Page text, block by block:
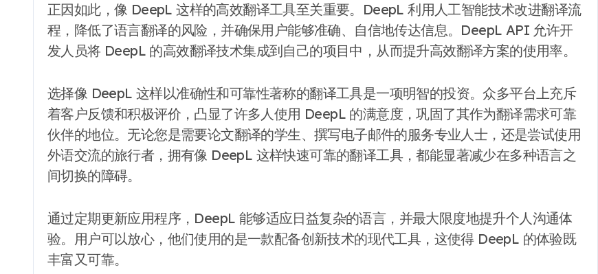
正因如此，像 DeepL 这样的高效翻译工具至关重要。DeepL 利用人工智能技术改进翻译流
程，降低了语言翻译的风险，并确保用户能够准确、自信地传达信息。DeepL API 允许开
发人员将 DeepL 的高效翻译技术集成到自己的项目中，从而提升高效翻译方案的使用率。
选择像 DeepL 这样以准确性和可靠性著称的翻译工具是一项明智的投资。众多平台上充斥
着客户反馈和积极评价，凸显了许多人使用 DeepL 的满意度，巩固了其作为翻译需求可靠
伙伴的地位。无论您是需要论文翻译的学生、撰写电子邮件的服务专业人士，还是尝试使用
外语交流的旅行者，拥有像 DeepL 这样快速可靠的翻译工具，都能显著减少在多种语言之
间切换的障碍。
通过定期更新应用程序，DeepL 能够适应日益复杂的语言，并最大限度地提升个人沟通体
验。用户可以放心，他们使用的是一款配备创新技术的现代工具，这使得 DeepL 的体验既
丰富又可靠。